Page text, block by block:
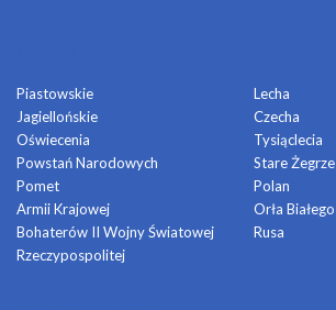
Piastowskie
Jagiellońskie
Oświecenia
Powstań Narodowych
Pomet
Armii Krajowej
Bohaterów II Wojny Światowej
Rzeczypospolitej
Lecha
Czecha
Tysiąclecia
Stare Żegrze
Polan
Orła Białego
Rusa